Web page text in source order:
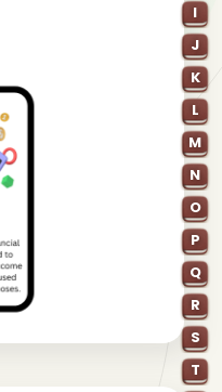
I
J
K
L
M
N
O
P
Q
R
S
T